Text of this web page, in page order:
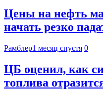
Цены на нефть
начать резко
Рамблер1 месяц спустя 0
ЦБ оценил, как
топлива